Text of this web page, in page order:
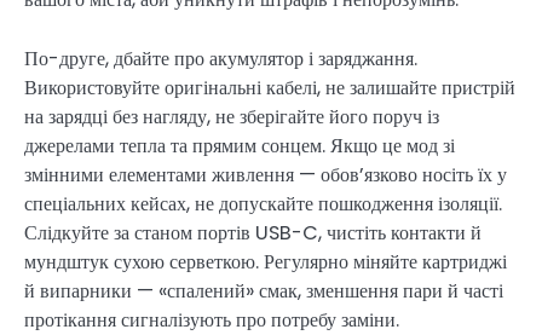
По-друге, дбайте про акумулятор і заряджання.
Використовуйте оригінальні кабелі, не залишайте пристрій
на зарядці без нагляду, не зберігайте його поруч із
джерелами тепла та прямим сонцем. Якщо це мод зі
змінними елементами живлення — обов’язково носіть їх у
спеціальних кейсах, не допускайте пошкодження ізоляції.
Слідкуйте за станом портів USB-C, чистіть контакти й
мундштук сухою серветкою. Регулярно міняйте картриджі
й випарники — «спалений» смак, зменшення пари й часті
протікання сигналізують про потребу заміни.